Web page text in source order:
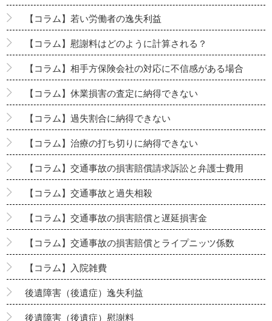
【コラム】若い労働者の逸失利益
【コラム】慰謝料はどのように計算される？
【コラム】相手方保険会社の対応に不信感がある場合
【コラム】休業損害の査定に納得できない
【コラム】過失割合に納得できない
【コラム】治療の打ち切りに納得できない
【コラム】交通事故の損害賠償請求訴訟と弁護士費用
【コラム】交通事故と過失相殺
【コラム】交通事故の損害賠償と遅延損害金
【コラム】交通事故の損害賠償とライプニッツ係数
【コラム】入院雑費
後遺障害（後遺症）逸失利益
後遺障害（後遺症）慰謝料